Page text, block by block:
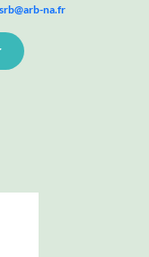
srb@arb-na.fr